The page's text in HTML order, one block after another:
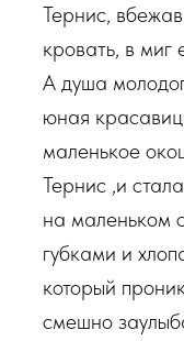
Тернис,
кровать, в миг
А душа
юная
маленькое
Тернис ,и
на маленьком
губками и
который
смешно